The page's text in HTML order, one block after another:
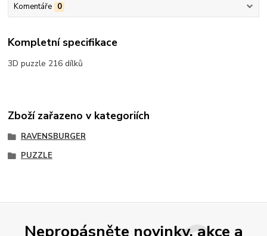
Komentáře 0
Kompletní specifikace
3D puzzle 216 dílků
Zboží zařazeno v kategoriích
RAVENSBURGER
PUZZLE
Nepropásněte novinky, akce a